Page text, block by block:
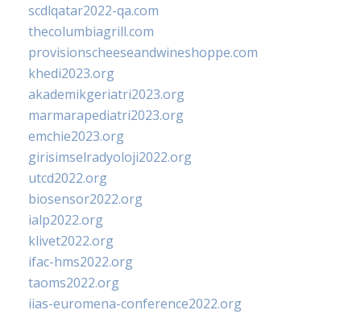
scdlqatar2022-qa.com
thecolumbiagrill.com
provisionscheeseandwineshoppe.com
khedi2023.org
akademikgeriatri2023.org
marmarapediatri2023.org
emchie2023.org
girisimselradyoloji2022.org
utcd2022.org
biosensor2022.org
ialp2022.org
klivet2022.org
ifac-hms2022.org
taoms2022.org
iias-euromena-conference2022.org